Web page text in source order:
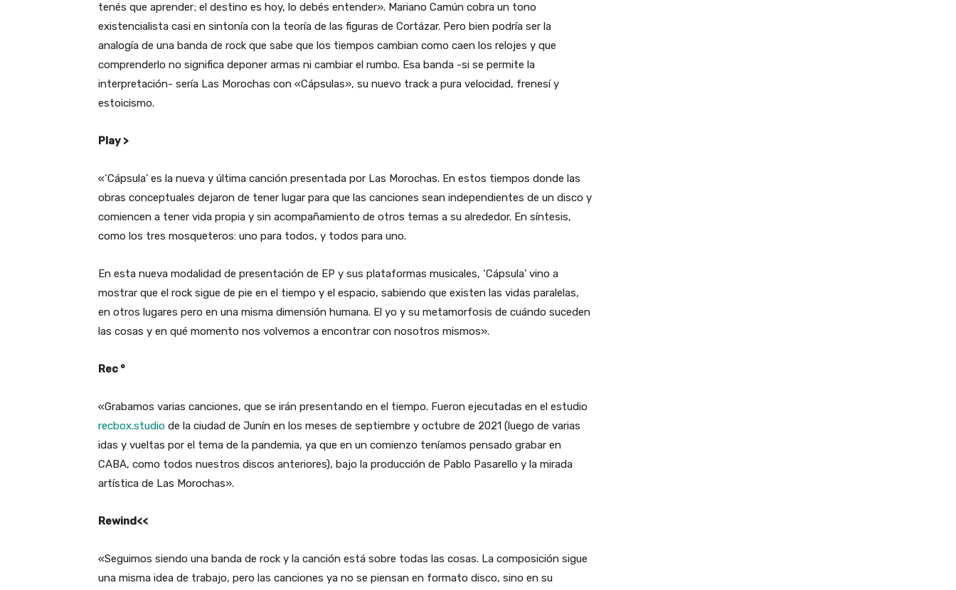
tenés que aprender; el destino es hoy, lo debés entender». Mariano Camún cobra un tono
existencialista casi en sintonía con la teoría de las figuras de Cortázar. Pero bien podría ser la
analogía de una banda de rock que sabe que los tiempos cambian como caen los relojes y que
comprenderlo no significa deponer armas ni cambiar el rumbo. Esa banda -si se permite la
interpretación- sería Las Morochas con «Cápsulas», su nuevo track a pura velocidad, frenesí y
estoicismo.
Play >
«‘Cápsula’ es la nueva y última canción presentada por Las Morochas. En estos tiempos donde las
obras conceptuales dejaron de tener lugar para que las canciones sean independientes de un disco y
comiencen a tener vida propia y sin acompañamiento de otros temas a su alrededor. En síntesis,
como los tres mosqueteros: uno para todos, y todos para uno.
En esta nueva modalidad de presentación de EP y sus plataformas musicales, ‘Cápsula’ vino a
mostrar que el rock sigue de pie en el tiempo y el espacio, sabiendo que existen las vidas paralelas,
en otros lugares pero en una misma dimensión humana. El yo y su metamorfosis de cuándo suceden
las cosas y en qué momento nos volvemos a encontrar con nosotros mismos».
Rec °
«Grabamos varias canciones, que se irán presentando en el tiempo. Fueron ejecutadas en el estudio
recbox.studio de la ciudad de Junín en los meses de septiembre y octubre de 2021 (luego de varias
idas y vueltas por el tema de la pandemia, ya que en un comienzo teníamos pensado grabar en
CABA, como todos nuestros discos anteriores), bajo la producción de Pablo Pasarello y la mirada
artística de Las Morochas».
Rewind<<
«Seguimos siendo una banda de rock y la canción está sobre todas las cosas. La composición sigue
una misma idea de trabajo, pero las canciones ya no se piensan en formato disco, sino en su